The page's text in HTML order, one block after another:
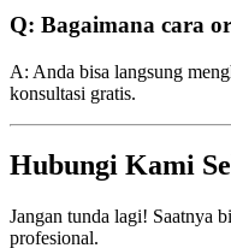
Q: Bagaimana cara
A: Anda bisa langsung
konsultasi gratis.
Hubungi Kami
Jangan tunda lagi! Saatnya
profesional.